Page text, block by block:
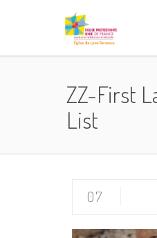
ZZ-First
List
07